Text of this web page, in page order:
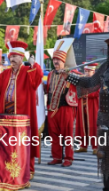
TAPSİAD:
Korumak,